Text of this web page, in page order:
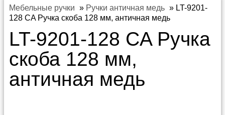
Мебельные ручки » Ручки античная медь » LT-9201-
128 CA Ручка скоба 128 мм, античная медь
LT-9201-128 CA Ручка
скоба 128 мм,
античная медь